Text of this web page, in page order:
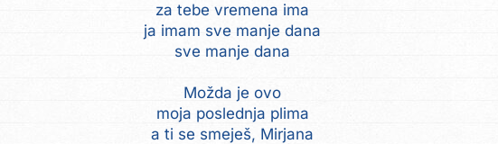
za tebe vremena ima
ja imam sve manje dana
sve manje dana
Možda je ovo
moja poslednja plima
a ti se smeješ, Mirjana